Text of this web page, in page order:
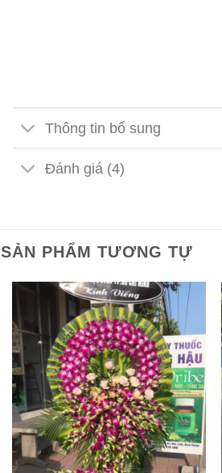
Thông tin bổ sung
Đánh giá (4)
SẢN PHẨM TƯƠNG TỰ